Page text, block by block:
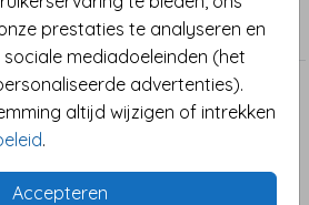
prestaties te analyseren en
mediadoeleinden (het
advertenties).
altijd wijzigen of intrekken
.
Accepteren
wens aan te passen in de
proefdruk vanaf €1,- en
echt – inclusief
papiersoorten en